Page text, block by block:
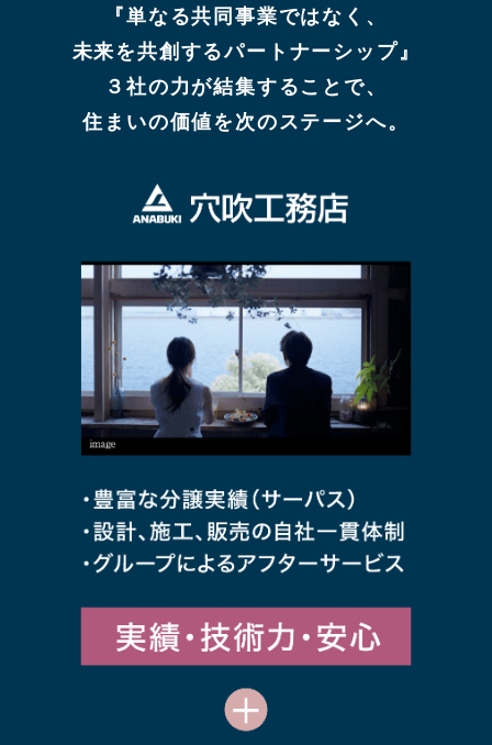
『単なる共同事業ではなく、
未来を共創するパートナーシップ』
３社の力が結集することで、
住まいの価値を次のステージへ。